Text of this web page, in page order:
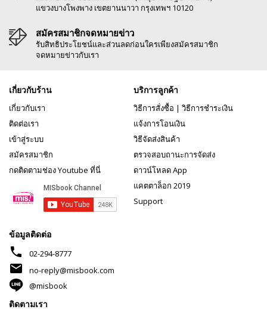
แขวงบางโพงพาง เขตยานนาวา กรุงเทพฯ 10120
สมัครสมาชิกจดหมายข่าว
รับสิทธิประโยชน์และส่วนลดก่อนใครเพียงสมัครสมาชิก
จดหมายข่าวกับเรา
เกี่ยวกับร้าน
เกี่ยวกับเรา
ติดต่อเรา
เข้าสู่ระบบ
สมัครสมาชิก
กดติดตามช่อง Youtube ที่นี่
บริการลูกค้า
วิธีการสั่งซื้อ | วิธีการชำระเงิน
แจ้งการโอนเงิน
วิธีจัดส่งสินค้า
ตรวจสอบถานะการจัดส่ง
ดาวน์โหลด App
แคตตาล็อก 2019
Support
ข้อมูลติดต่อ
phone 02-294-8777
mail
no-reply@misbook.com
@misbook
ติดตามเรา